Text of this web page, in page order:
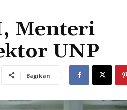
Menteri
UNP
Bagikan